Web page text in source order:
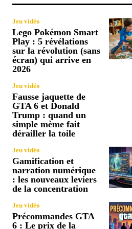
Jeu vidéo
Lego Pokémon Smart
Play : 5 révélations
sur la révolution (sans
écran) qui arrive en
2026
Jeu vidéo
Fausse jaquette de
GTA 6 et Donald
Trump : quand un
simple mème fait
dérailler la toile
Jeu vidéo
Gamification et
narration numérique
: les nouveaux leviers
de la concentration
Jeu vidéo
Précommandes GTA
6 : Le prix de la